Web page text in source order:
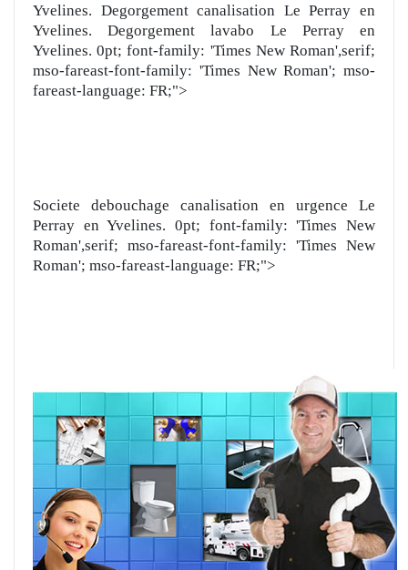
Yvelines. Degorgement canalisation Le Perray en
Yvelines. Degorgement lavabo Le Perray en
Yvelines. 0pt; font-family: 'Times New Roman',serif;
mso-fareast-font-family: 'Times New Roman'; mso-
fareast-language: FR;">
Societe debouchage canalisation en urgence Le
Perray en Yvelines. 0pt; font-family: 'Times New
Roman',serif; mso-fareast-font-family: 'Times New
Roman'; mso-fareast-language: FR;">